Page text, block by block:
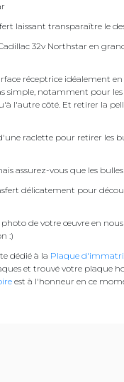
laissant transparaître le
32v Northstar en
réceptrice idéalement
simple, notamment pour
l'autre côté. Et retirer la
raclette pour retirer les
assurez-vous que les
délicatement pour
de votre œuvre en
:)
dédié à la Plaque
et trouvé votre plaque
est à l'honneur en ce